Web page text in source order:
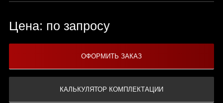
Цена: по запросу